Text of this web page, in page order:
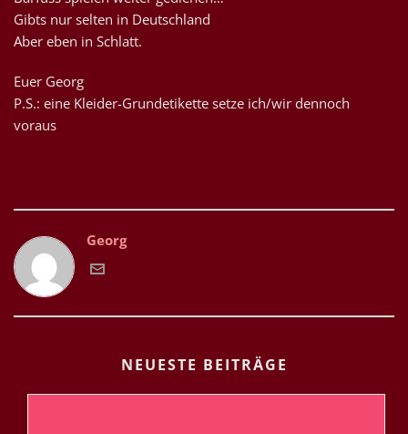
Gibts nur selten in Deutschland
Aber eben in Schlatt.
Euer Georg
P.S.: eine Kleider-Grundetikette setze ich/wir dennoch
voraus
Georg
NEUESTE BEITRÄGE